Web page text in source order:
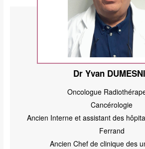
Dr Yvan
Oncologue
Cancérologie
Ancien Interne et assistant des
Ferrand
Ancien Chef de clinique des